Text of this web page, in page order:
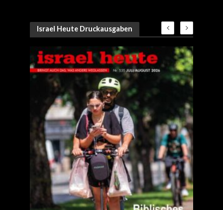
Israel Heute Druckausgaben